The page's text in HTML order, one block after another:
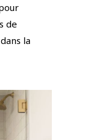
de
la